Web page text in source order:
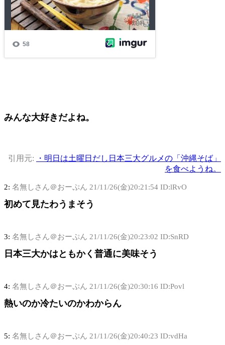
みんな大好きだよね。
引用元:
・明日は土曜日だし日本三大グルメの「沖縄そば」
を食べようね。
2: 名無しさん＠おーぷん 21/11/26(金)20:21:54 ID:lRvO
初めて見たわうまそう
3: 名無しさん＠おーぷん 21/11/26(金)20:23:02 ID:SnRD
日本三大かはともかく普通に美味そう
4: 名無しさん＠おーぷん 21/11/26(金)20:30:16 ID:Povl
熱いのか冷たいのかわからん
5: 名無しさん＠おーぷん 21/11/26(金)20:40:23 ID:vdHa